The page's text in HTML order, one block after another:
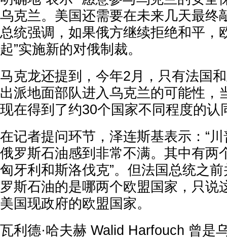
乌克兰。美国还需要在未来几天最终
总统强调，如果俄方继续拒绝和平，
起”实施新的对俄制裁。
马克龙还提到，今年2月，只有法国
出派地面部队进入乌克兰的可能性，
现在得到了约30个国家不同程度的认
在记者提问环节，泽连斯基表示：“
俄罗斯石油感到非常不满。其中有两
匈牙利和斯洛伐克”。但法国总统之
罗斯石油的是哪两个欧盟国家，只说
美国现政府的欧盟国家。
瓦利德·哈夫赫 Walid Harfouch 曾是